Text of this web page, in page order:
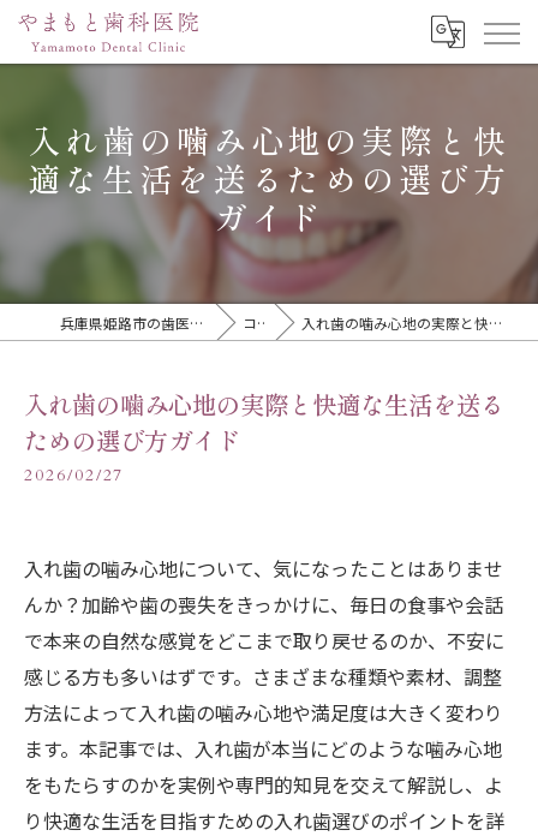
入れ歯の噛み心地の実際と快
適な生活を送るための選び方
ガイド
兵庫県姫路市の歯医者ならやまもと歯科医院 コラム 入れ歯の噛み心地の実際と快適な生活を送るための選び方ガイド
入れ歯の噛み心地の実際と快適な生活を送る
ための選び方ガイド
2026/02/27
入れ歯の噛み心地について、気になったことはありませ
んか？加齢や歯の喪失をきっかけに、毎日の食事や会話
で本来の自然な感覚をどこまで取り戻せるのか、不安に
感じる方も多いはずです。さまざまな種類や素材、調整
方法によって入れ歯の噛み心地や満足度は大きく変わり
ます。本記事では、入れ歯が本当にどのような噛み心地
をもたらすのかを実例や専門的知見を交えて解説し、よ
り快適な生活を目指すための入れ歯選びのポイントを詳